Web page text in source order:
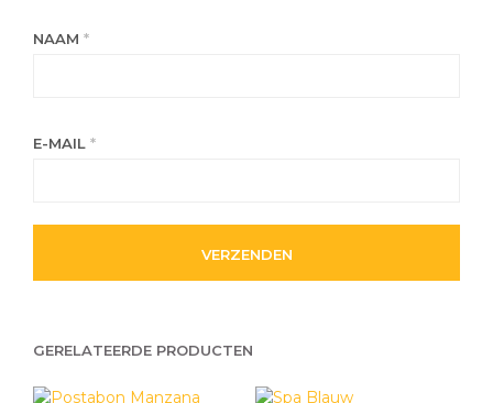
NAAM *
E-MAIL *
GERELATEERDE PRODUCTEN